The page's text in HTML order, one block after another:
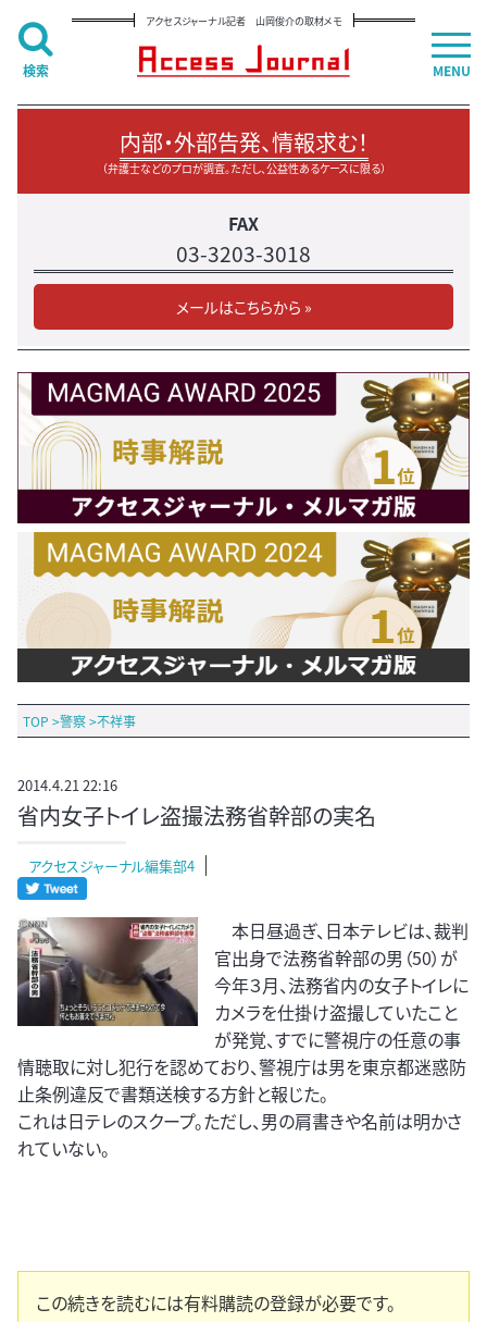
アクセスジャーナル記者 山岡俊介の取材メモ
内部・外部告発、情報求む！
（弁護士などのプロが調査。ただし、公益性あるケースに限る）
FAX
03-3203-3018
メールはこちらから »
TOP >警察>不祥事
2014.4.21 22:16
省内女子トイレ盗撮法務省幹部の実名
アクセスジャーナル編集部4
本日昼過ぎ、日本テレビは、裁判
官出身で法務省幹部の男（50）が
今年３月、法務省内の女子トイレに
カメラを仕掛け盗撮していたこと
が発覚、すでに警視庁の任意の事
情聴取に対し犯行を認めており、警視庁は男を東京都迷惑防
止条例違反で書類送検する方針と報じた。
これは日テレのスクープ。ただし、男の肩書きや名前は明かさ
れていない。
この続きを読むには有料購読の登録が必要です。
MENU
検索